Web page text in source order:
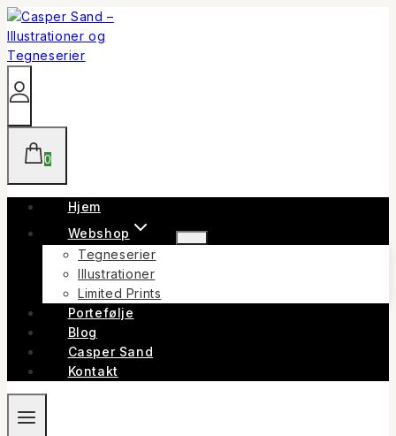
Skip
to
content
0
Hjem
Webshop
Tegneserier
Illustrationer
Limited Prints
Portefølje
Blog
Casper Sand
Kontakt